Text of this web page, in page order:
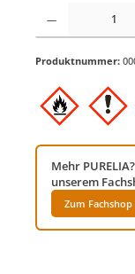
Produkt Anzahl: Gib
Produktnummer:
Mehr
unserem
Zum